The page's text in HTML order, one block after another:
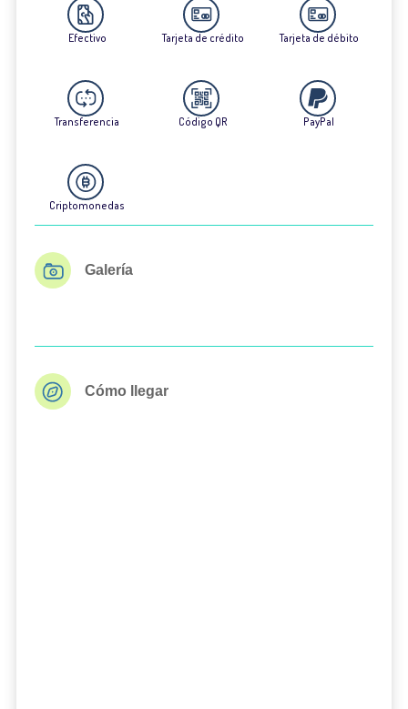
Efectivo Tarjeta de crédito Tarjeta de débito
Transferencia Código QR PayPal
Criptomonedas
Galería
Cómo llegar